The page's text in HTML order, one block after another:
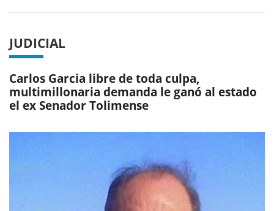
JUDICIAL
Carlos Garcia libre de toda culpa,
multimillonaria demanda le ganó al estado
el ex Senador Tolimense